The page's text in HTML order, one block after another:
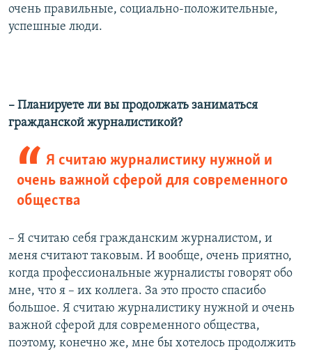
очень правильные, социально-положительные,
успешные люди.
– Планируете ли вы продолжать заниматься
гражданской журналистикой?
Я считаю журналистику нужной и
очень важной сферой для современного
общества
– Я считаю себя гражданским журналистом, и
меня считают таковым. И вообще, очень приятно,
когда профессиональные журналисты говорят обо
мне, что я – их коллега. За это просто спасибо
большое. Я считаю журналистику нужной и очень
важной сферой для современного общества,
поэтому, конечно же, мне бы хотелось продолжить